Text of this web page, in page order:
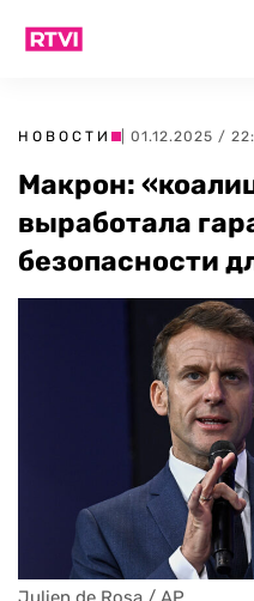
НОВОСТИ | 01.12.2025 /
Макрон:
выработала
безопасности